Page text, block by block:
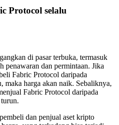
Protocol selalu
di pasar terbuka, termasuk
penawaran dan permintaan. Jika
Fabric Protocol daripada
maka harga akan naik. Sebaliknya,
Fabric Protocol daripada
dan penjual aset kripto